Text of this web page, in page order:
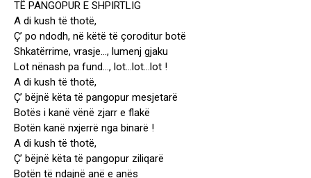
TË PANGOPUR E SHPIRTLIG
A di kush të thotë,
Ç’ po ndodh, në këtë të çoroditur botë
Shkatërrime, vrasje…, lumenj gjaku
Lot nënash pa fund…, lot…lot…lot !
A di kush të thotë,
Ç’ bëjnë këta të pangopur mesjetarë
Botës i kanë vënë zjarr e flakë
Botën kanë nxjerrë nga binarë !
A di kush të thotë,
Ç’ bëjnë këta të pangopur ziliqarë
Botën të ndajnë anë e anës